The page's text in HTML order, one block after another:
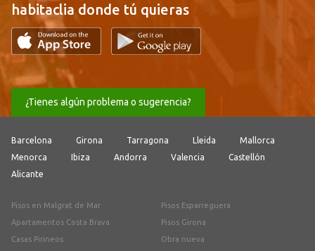
habitaclia donde tú quieras
¿Tienes algún problema o sugerencia?
Barcelona Girona Tarragona Lleida
Mallorca
Menorca
Ibiza Andorra Valencia
Castellón
Alicante
Pisos en Malgrat de Mar
Apartamentos Costa Brava
Casas Pirineos
Pisos Esparreguera
Pisos Girona
Obra nueva